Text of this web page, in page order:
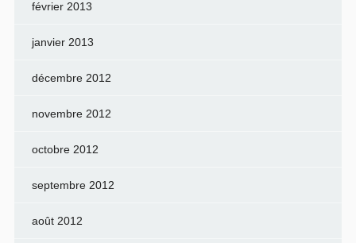
février 2013
janvier 2013
décembre 2012
novembre 2012
octobre 2012
septembre 2012
août 2012